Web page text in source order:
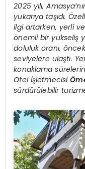
2025 yılı,
yukarıya taşıdı.
ilgi artarken, yerli
önemli bir yükseliş
doluluk oranı,
seviyelere ulaştı.
konaklama
Otel İşletmecisi
sürdürülebilir